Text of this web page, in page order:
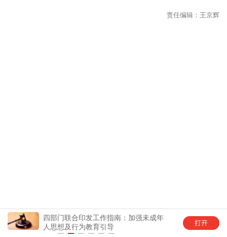
责任编辑：王京辉
四部门联合印发工作指南：加强未成年
人思想及行为教育引导
中国